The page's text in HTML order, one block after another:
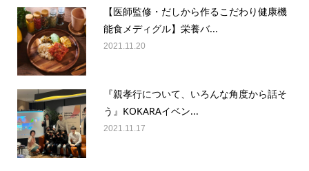
【医師監修・だしから作るこだわり健康機
能食メディグル】栄養バ...
2021.11.20
『親孝行について、いろんな角度から話そ
う』KOKARAイベン...
2021.11.17